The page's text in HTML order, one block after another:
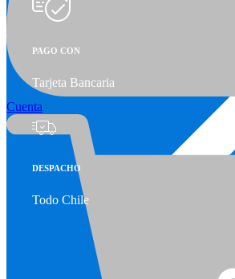
Calefactores Balanceados
Cuenta
PAGO CON
Tarjeta Bancaria
DESPACHO
Todo Chile